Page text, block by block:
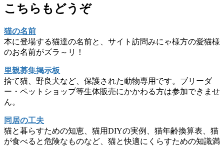
こちらもどうぞ
猫の名前
本に登場する猫達の名前と、サイト訪問みにゃ様方の愛猫様
のお名前がズラ～リ！
里親募集掲示板
捨て猫、野良犬など、保護された動物専用です。ブリーダ
ー・ペットショップ等生体販売にかかわる方は参加できませ
ん。
同居の工夫
猫と暮らすための知恵、猫用DIYの実例、猫年齢換算表、猫
が食べると危険なものなど、猫と快適にくらすための知識満